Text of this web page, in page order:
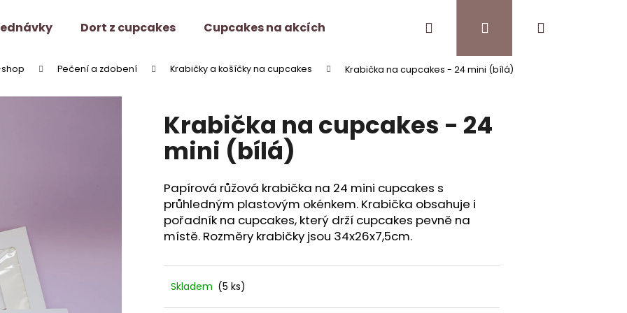
Dort z cupcakes Cupcakes na akcích Pro kavárnyPřihlášení
shop Pečení a zdobení Krabičky a košíčky na cupcakes Krabička na cupcakes - 24 mini (bílá)
Krabička na cupcakes - 24
mini (bílá)
Papírová růžová krabička na 24 mini cupcakes s
průhledným plastovým okénkem. Krabička obsahuje i
pořadník na cupcakes, který drží cupcakes pevně na
místě. Rozměry krabičky jsou 34x26x7,5cm.
Skladem (5 ks)
Co potřebujete najít?
HLEDAT